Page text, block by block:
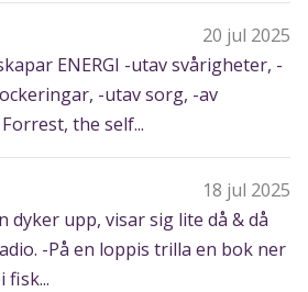
20 jul 2025
ENERGI -utav svårigheter, -
-utav sorg, -av
the self...
18 jul 2025
dyker upp, visar sig lite då & då
-På en loppis trilla en bok ner